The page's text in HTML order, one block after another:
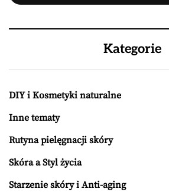
Kategorie
DIY i Kosmetyki naturalne
Inne tematy
Rutyna pielęgnacji skóry
Skóra a Styl życia
Starzenie skóry i Anti-aging